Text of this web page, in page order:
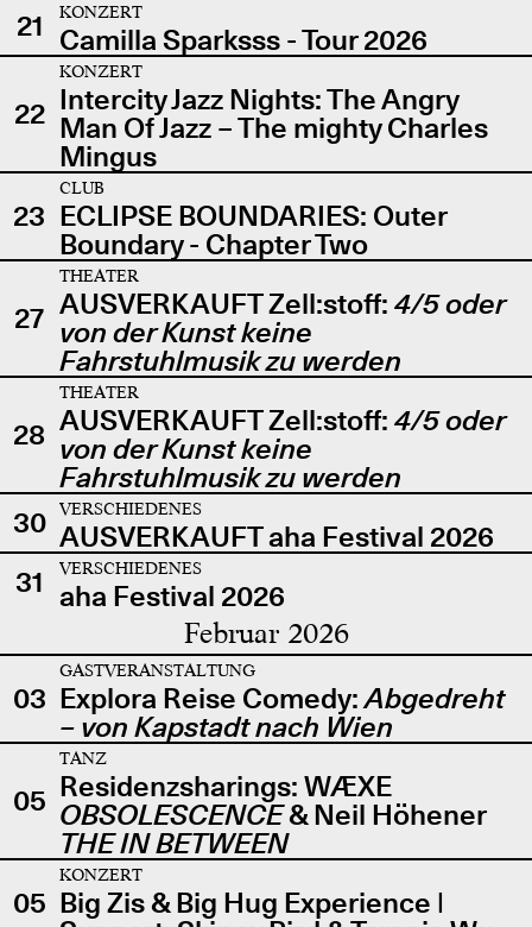
21
KONZERT
Camilla Sparksss - Tour 2026
22
KONZERT
Intercity Jazz Nights: The Angry
Man Of Jazz – The mighty Charles
Mingus
23
CLUB
ECLIPSE BOUNDARIES: Outer
Boundary - Chapter Two
27
THEATER
AUSVERKAUFT Zell:stoff: 4/5 oder
von der Kunst keine
Fahrstuhlmusik zu werden
28
THEATER
AUSVERKAUFT Zell:stoff: 4/5 oder
von der Kunst keine
Fahrstuhlmusik zu werden
30
VERSCHIEDENES
AUSVERKAUFT aha Festival 2026
31
VERSCHIEDENES
aha Festival 2026
Februar 2026
03
GASTVERANSTALTUNG
Explora Reise Comedy:Abgedreht
– von Kapstadt nach Wien
05
TANZ
Residenzsharings: WÆXE
OBSOLESCENCE& Neil Höhener
THE IN BETWEEN
05
KONZERT
Big Zis & Big Hug Experience |